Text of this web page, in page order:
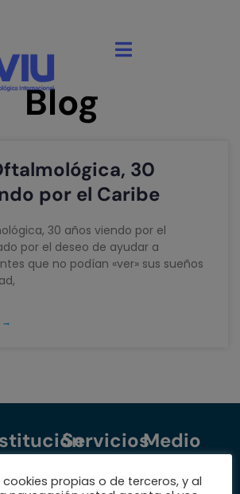
Blog
30
por el Caribe
30 años viendo por el
por el deseo de ayudar a
que no podían «ver» sus sueños
→
Servicios
Nuestra fundación
Medio
datos
cookies propias o de terceros, y al